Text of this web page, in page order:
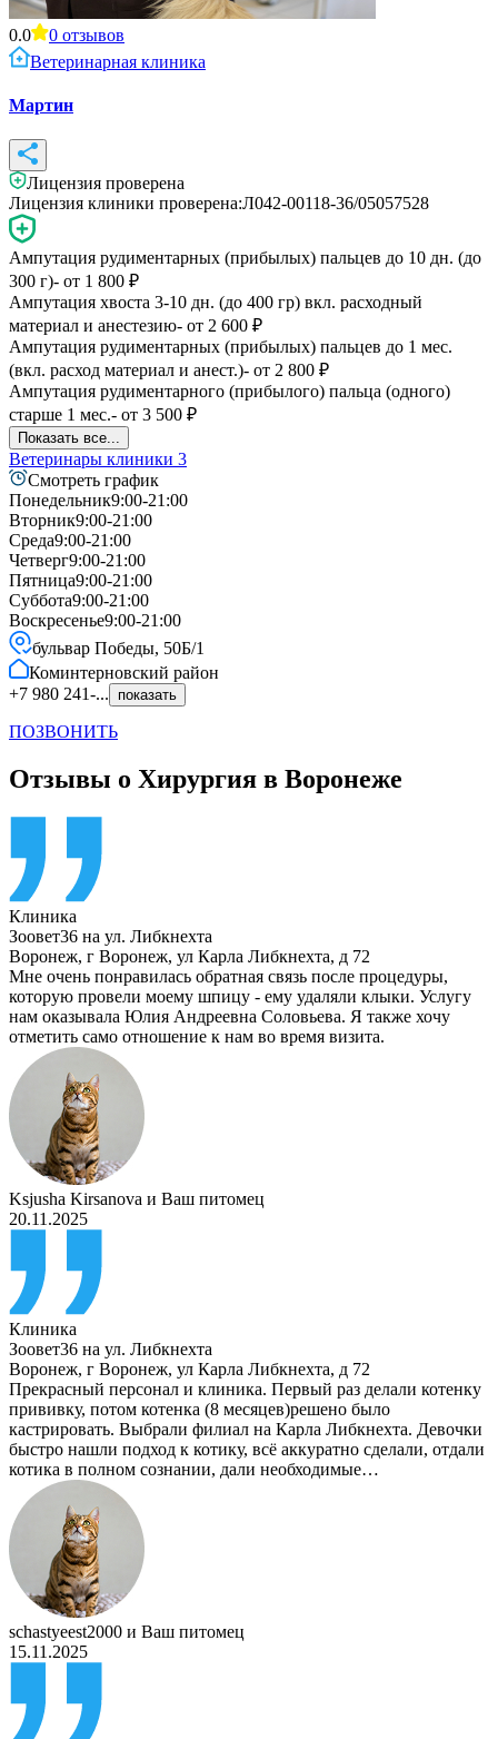
0.0 0 отзывов
Ветеринарная клиника
Мартин
Лицензия проверена
Лицензия клиники проверена:Л042-00118-36/05057528
Ампутация рудиментарных (прибылых) пальцев до 10 дн. (до
300 г)- от 1 800 ₽
Ампутация хвоста 3-10 дн. (до 400 гр) вкл. расходный
материал и анестезию- от 2 600 ₽
Ампутация рудиментарных (прибылых) пальцев до 1 мес.
(вкл. расход материал и анест.)- от 2 800 ₽
Ампутация рудиментарного (прибылого) пальца (одного)
старше 1 мес.- от 3 500 ₽
Показать все...
Ветеринары клиники 3
Смотреть график
Понедельник9:00-21:00
Вторник9:00-21:00
Среда9:00-21:00
Четверг9:00-21:00
Пятница9:00-21:00
Суббота9:00-21:00
Воскресенье9:00-21:00
бульвар Победы, 50Б/1
Коминтерновский район
+7 980 241-...
показать
ПОЗВОНИТЬ
Отзывы о Хирургия в Воронеже
Клиника
Зоовет36 на ул. Либкнехта
Воронеж, г Воронеж, ул Карла Либкнехта, д 72
Мне очень понравилась обратная связь после процедуры,
которую провели моему шпицу - ему удаляли клыки. Услугу
нам оказывала Юлия Андреевна Соловьева. Я также хочу
отметить само отношение к нам во время визита.
Ksjusha Kirsanova и Ваш питомец
20.11.2025
Клиника
Зоовет36 на ул. Либкнехта
Воронеж, г Воронеж, ул Карла Либкнехта, д 72
Прекрасный персонал и клиника. Первый раз делали котенку
прививку, потом котенка (8 месяцев)решено было
кастрировать. Выбрали филиал на Карла Либкнехта. Девочки
быстро нашли подход к котику, всё аккуратно сделали, отдали
котика в полном сознании, дали необходимые…
schastyeest2000 и Ваш питомец
15.11.2025